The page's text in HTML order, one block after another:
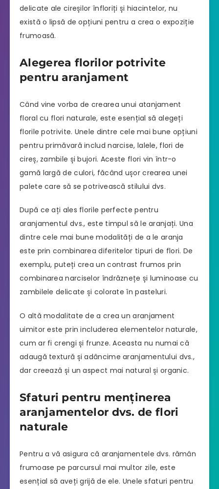
delicate ale cireșilor înfloriți și hiacintelor, nu
există o lipsă de opțiuni pentru a crea o expoziție
frumoasă.
Alegerea florilor potrivite
pentru aranjament
Când vine vorba de crearea unui atanjament
floral cu flori naturale, este esențial să alegeți
florile potrivite. Unele dintre cele mai bune opțiuni
pentru primăvară includ narcise, lalele, flori de
cireș, zambile și bujori. Aceste flori vin într-o
gamă largă de culori, făcând ușor crearea unei
palete care să se potrivească stilului dvs.
După ce ați ales florile perfecte pentru
aranjamentul dvs., este timpul să le aranjați. Una
dintre cele mai bune modalități de a le aranja
este prin combinarea diferitelor tipuri de flori. De
exemplu, puteți crea un contrast frumos prin
combinarea narciselor îndrăznețe și luminoase cu
zambilele delicate și colorate în pasteluri.
O altă modalitate de a crea un aranjament
uimitor este prin includerea elementelor naturale,
cum ar fi crengi și frunze. Aceasta nu numai că
adaugă textură și adâncime aranjamentului dvs.,
dar creează și un aspect mai natural și organic.
Sfaturi pentru menținerea
aranjamentelor dvs. de flori
naturale
Pentru a vă asigura că aranjamentele dvs. rămân
frumoase pe parcursul mai multor zile, este
esențial să aveți grijă de ele. Unele sfaturi pentru